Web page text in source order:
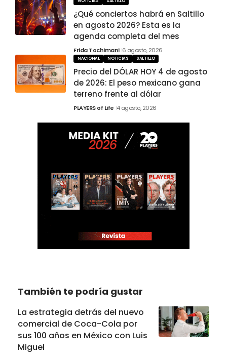
¿Qué conciertos habrá en Saltillo
en agosto 2026? Esta es la
agenda completa del mes
Frida Tochimani 6 agosto, 2026
NACIONAL NOTICIAS SALTILLO
Precio del DÓLAR HOY 4 de agosto
de 2026: El peso mexicano gana
terreno frente al dólar
PLAYERS of Life 4 agosto, 2026
También te podría gustar
La estrategia detrás del nuevo
comercial de Coca-Cola por
sus 100 años en México con Luis
Miguel